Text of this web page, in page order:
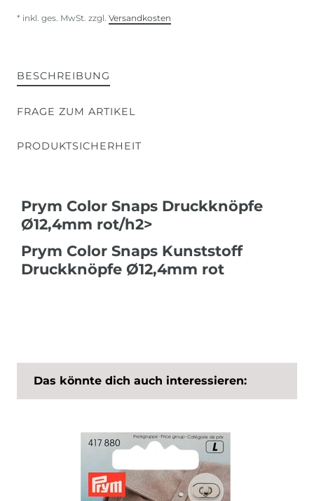
* inkl. ges. MwSt. zzgl. Versandkosten
BESCHREIBUNG
FRAGE ZUM ARTIKEL
PRODUKTSICHERHEIT
Prym Color Snaps Druckknöpfe
Ø12,4mm rot/h2>
Prym Color Snaps Kunststoff
Druckknöpfe Ø12,4mm rot
Das könnte dich auch interessieren: